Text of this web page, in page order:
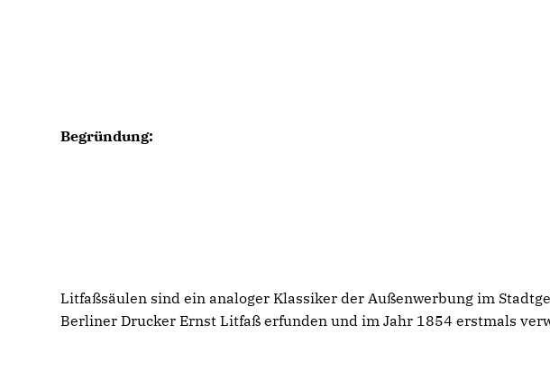
Begründung:
Litfaßsäulen sind ein analoger Klassiker der Außenwerbung im
Berliner Drucker Ernst Litfaß erfunden und im Jahr 1854 erstmals